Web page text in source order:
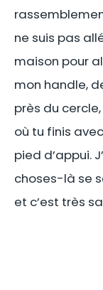
ne suis pas
maison pour
mon handle,
près du
où tu finis
pied d’appui.
choses-là se
et c’est très